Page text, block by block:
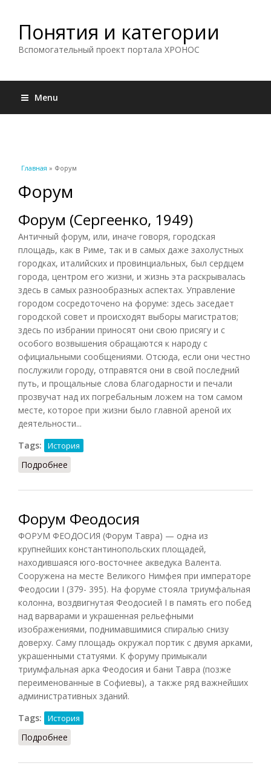
Понятия и категории
Вспомогательный проект портала ХРОНОС
Menu
Вы здесь
Главная » Форум
Форум
Форум (Сергеенко, 1949)
Античный форум, или, иначе говоря, городская
площадь, как в Риме, так и в самых даже захолустных
городках, италийских и провинциальных, был сердцем
города, центром его жизни, и жизнь эта раскрывалась
здесь в самых разнообразных аспектах. Управление
городом сосредоточено на форуме: здесь заседает
городской совет и происходят выборы магистратов;
здесь по избрании приносят они свою присягу и с
особого возвышения обращаются к народу с
официальными сообщениями. Отсюда, если они честно
послужили городу, отправятся они в свой последний
путь, и прощальные слова благодарности и печали
прозвучат над их погребальным ложем на том самом
месте, которое при жизни было главной ареной их
деятельности...
Tags:
История
Подробнее
Форум Феодосия
ФОРУМ ФЕОДОСИЯ (Форум Тавра) — одна из
крупнейших константинопольских площадей,
находившаяся юго-восточнее акведука Валента.
Сооружена на месте Великого Нимфея при императоре
Феодосии I (379- 395). На форуме стояла триумфальная
колонна, воздвигнутая Феодосией I в память его побед
над варварами и украшенная рельефными
изображениями, поднимавшимися спиралью снизу
доверху. Саму площадь окружал портик с двумя арками,
украшенными статуями. К форуму примыкали
триумфальная арка Феодосия и бани Тавра (позже
переименованные в Софиевы), а также ряд важнейших
административных зданий.
Tags:
История
Подробнее